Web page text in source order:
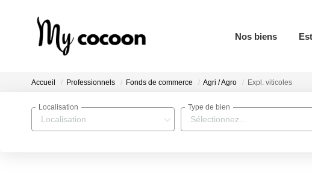
Nos biens
Accueil Professionnels Fonds de commerce Agri / Agro Expl. viticoles
Localisation
Localisation
Sélectionnez...
Type de bien